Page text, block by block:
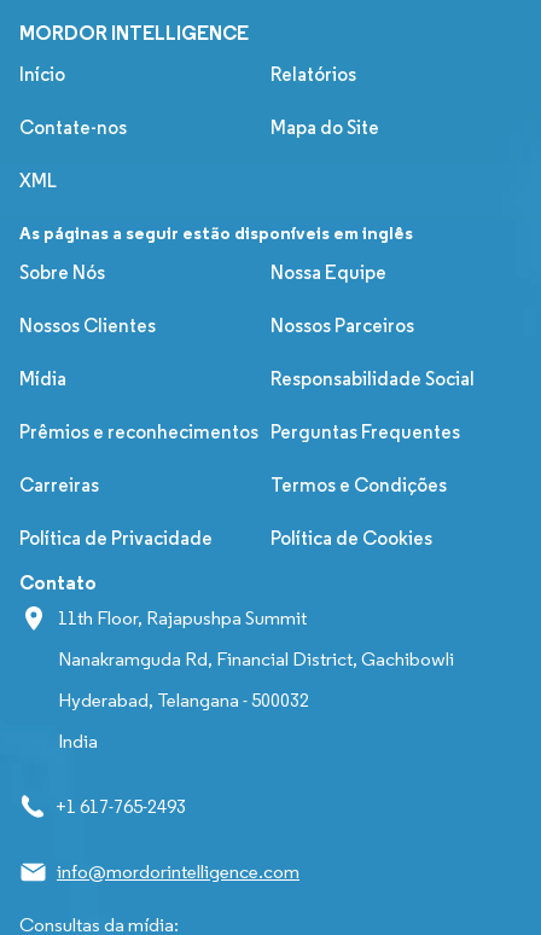
MORDOR INTELLIGENCE
Início Relatórios
Contate-nos Mapa do Site
XML
As páginas a seguir estão disponíveis em inglês
Sobre Nós
Nossa Equipe
Nossos Clientes Nossos Parceiros
Mídia Responsabilidade Social
Prêmios e reconhecimentos Perguntas Frequentes
Carreiras Termos e Condições
Política de Privacidade Política de Cookies
Contato
11th Floor, Rajapushpa Summit
Nanakramguda Rd, Financial District, Gachibowli
Hyderabad, Telangana - 500032
India
+1 617-765-2493
info@mordorintelligence.com
Consultas da mídia: